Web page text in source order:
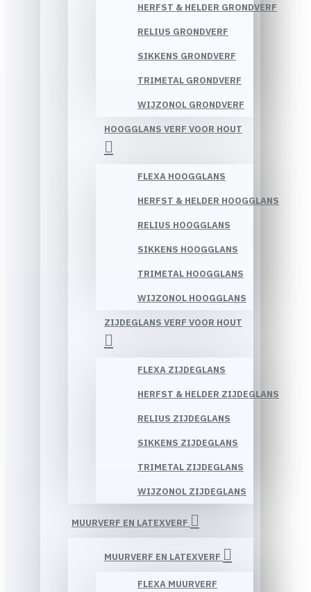
HERFST & HELDER GRONDVERF
RELIUS GRONDVERF
SIKKENS GRONDVERF
TRIMETAL GRONDVERF
WIJZONOL GRONDVERF
HOOGGLANS VERF VOOR HOUT
FLEXA HOOGGLANS
HERFST & HELDER HOOGGLANS
RELIUS HOOGGLANS
SIKKENS HOOGGLANS
TRIMETAL HOOGGLANS
WIJZONOL HOOGGLANS
ZIJDEGLANS VERF VOOR HOUT
FLEXA ZIJDEGLANS
HERFST & HELDER ZIJDEGLANS
RELIUS ZIJDEGLANS
SIKKENS ZIJDEGLANS
TRIMETAL ZIJDEGLANS
WIJZONOL ZIJDEGLANS
MUURVERF EN LATEXVERF
MUURVERF EN LATEXVERF
FLEXA MUURVERF